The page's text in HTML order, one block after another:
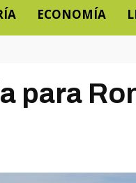
ECONOMÍA
para